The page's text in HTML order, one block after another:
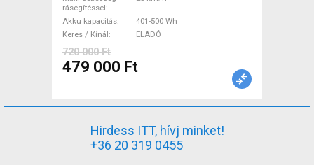
rásegítéssel
Akku kapacitás
401-500 Wh
Keres / Kínál
ELADÓ
720 000 Ft
479 000 Ft
Hirdess ITT, hívj minket!
+36 20 319 0455